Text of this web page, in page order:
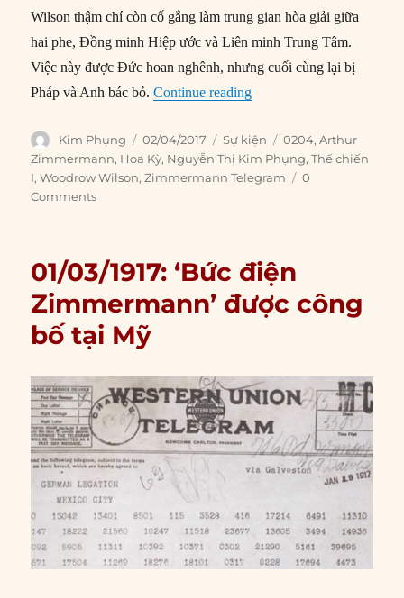
Wilson thậm chí còn cố gắng làm trung gian hòa giải giữa
hai phe, Đồng minh Hiệp ước và Liên minh Trung Tâm.
Việc này được Đức hoan nghênh, nhưng cuối cùng lại bị
Pháp và Anh bác bỏ.Continue reading“02/04/1917: Wilson yêu
Author
Kim Phụng
Posted
on
02/04/2017 Categories
Sự kiện Tags
0204,Arthur
Zimmermann, Hoa Kỳ, Nguyễn Thị Kim Phụng,Thế chiến
I,Woodrow Wilson,Zimmermann Telegram
0
Comments
01/03/1917: ‘Bức điện
Zimmermann’ được công
bố tại Mỹ